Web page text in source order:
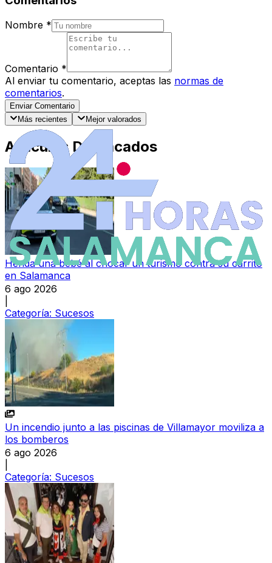
Nombre *
Comentario *
Al enviar tu comentario, aceptas las normas de
comentarios.
Enviar Comentario
Más recientes
Mejor valorados
Artículos Destacados
Herida una bebé al chocar un turismo contra su carrito
en Salamanca
6 ago 2026
Categoría: Sucesos
Un incendio junto a las piscinas de Villamayor moviliza a
los bomberos
6 ago 2026
Categoría: Sucesos